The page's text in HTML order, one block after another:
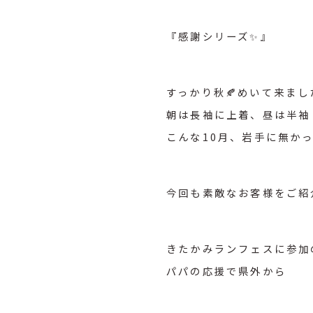
『感謝シリーズ✨』
すっかり秋🍂めいて来まし
朝は長袖に上着、昼は半袖
こんな10月、岩手に無か
今回も素敵なお客様をご紹
きたかみランフェスに参加
パパの応援で県外から